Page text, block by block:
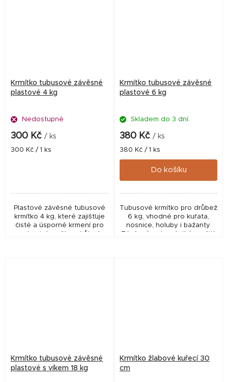
Krmítko tubusové závěsné
plastové 4 kg
Nedostupné
300 Kč / ks
Měrná
300 Kč / 1 ks
Plastové závěsné tubusové
krmítko 4 kg, které zajišťuje
čisté a úsporné krmení pro
malou i dospělou drůbež.
Krmítko tubusové závěsné
plastové 6 kg
Skladem do 3 dní.
380 Kč / ks
Měrná
cena:
380 Kč / 1 ks
Do košíku
Tubusové krmítko pro drůbež
6 kg, vhodné pro kuřata,
nosnice, holuby i bažanty.
Závěsné nebo stojící použití,
Krmítko tubusové závěsné
plastové s víkem 18 kg
Krmítko žlabové kuřecí 30
cm